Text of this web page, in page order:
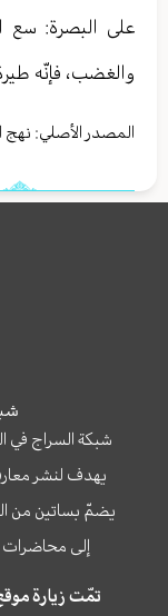
على البصرة:
والغضب، فإنّه
المصدر الأصلي: نهج
شبكة السراج في
يهدف لنشر
يضمّ بساتين من
إلى